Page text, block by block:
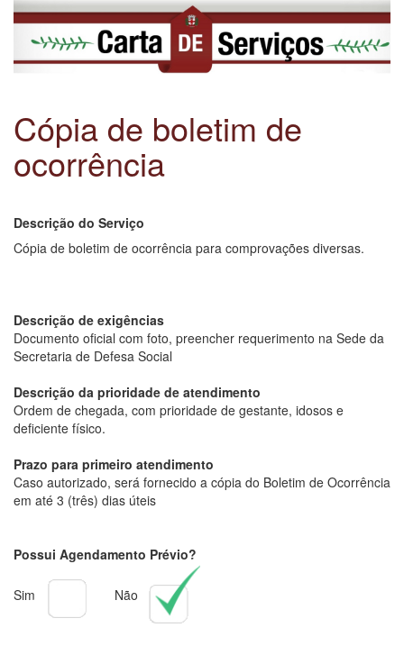
Cópia de boletim de
ocorrência
Descrição do Serviço
Cópia de boletim de ocorrência para comprovações diversas.
Descrição de exigências
Documento oficial com foto, preencher requerimento na Sede da
Secretaria de Defesa Social
Descrição da prioridade de atendimento
Ordem de chegada, com prioridade de gestante, idosos e
deficiente físico.
Prazo para primeiro atendimento
Caso autorizado, será fornecido a cópia do Boletim de Ocorrência
em até 3 (três) dias úteis
Possui Agendamento Prévio?
Sim Não